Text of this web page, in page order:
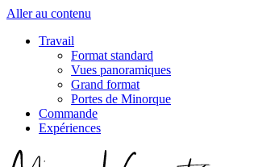
Aller au contenu
Travail
Format standard
Vues panoramiques
Grand format
Portes de Minorque
Commande
Expériences